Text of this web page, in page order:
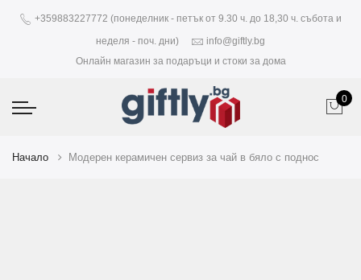
+359883227772 (понеделник - петък от 9.30 ч. до 18,30 ч. събота и
неделя - поч. дни)
info@giftly.bg
Онлайн магазин за подаръци и стоки за дома
0
Начало Модерен керамичен сервиз за чай в бяло с поднос